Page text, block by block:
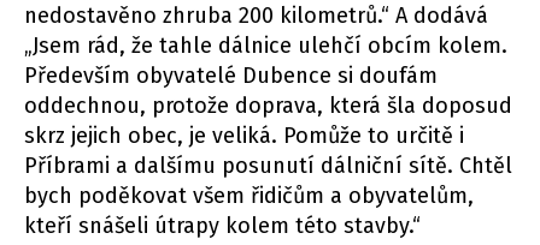
nedostavěno zhruba 200 kilometrů.“ A dodává
„Jsem rád, že tahle dálnice ulehčí obcím kolem.
Především obyvatelé Dubence si doufám
oddechnou, protože doprava, která šla doposud
skrz jejich obec, je veliká. Pomůže to určitě i
Příbrami a dalšímu posunutí dálniční sítě. Chtěl
bych poděkovat všem řidičům a obyvatelům,
kteří snášeli útrapy kolem této stavby.“